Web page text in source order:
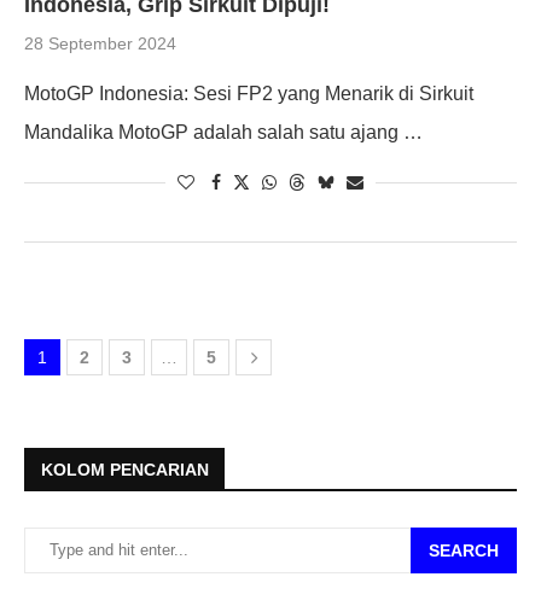
28 September 2024
MotoGP Indonesia: Sesi FP2 yang Menarik di Sirkuit
Mandalika MotoGP adalah salah satu ajang …
1 2 3 5
KOLOM PENCARIAN
SEARCH